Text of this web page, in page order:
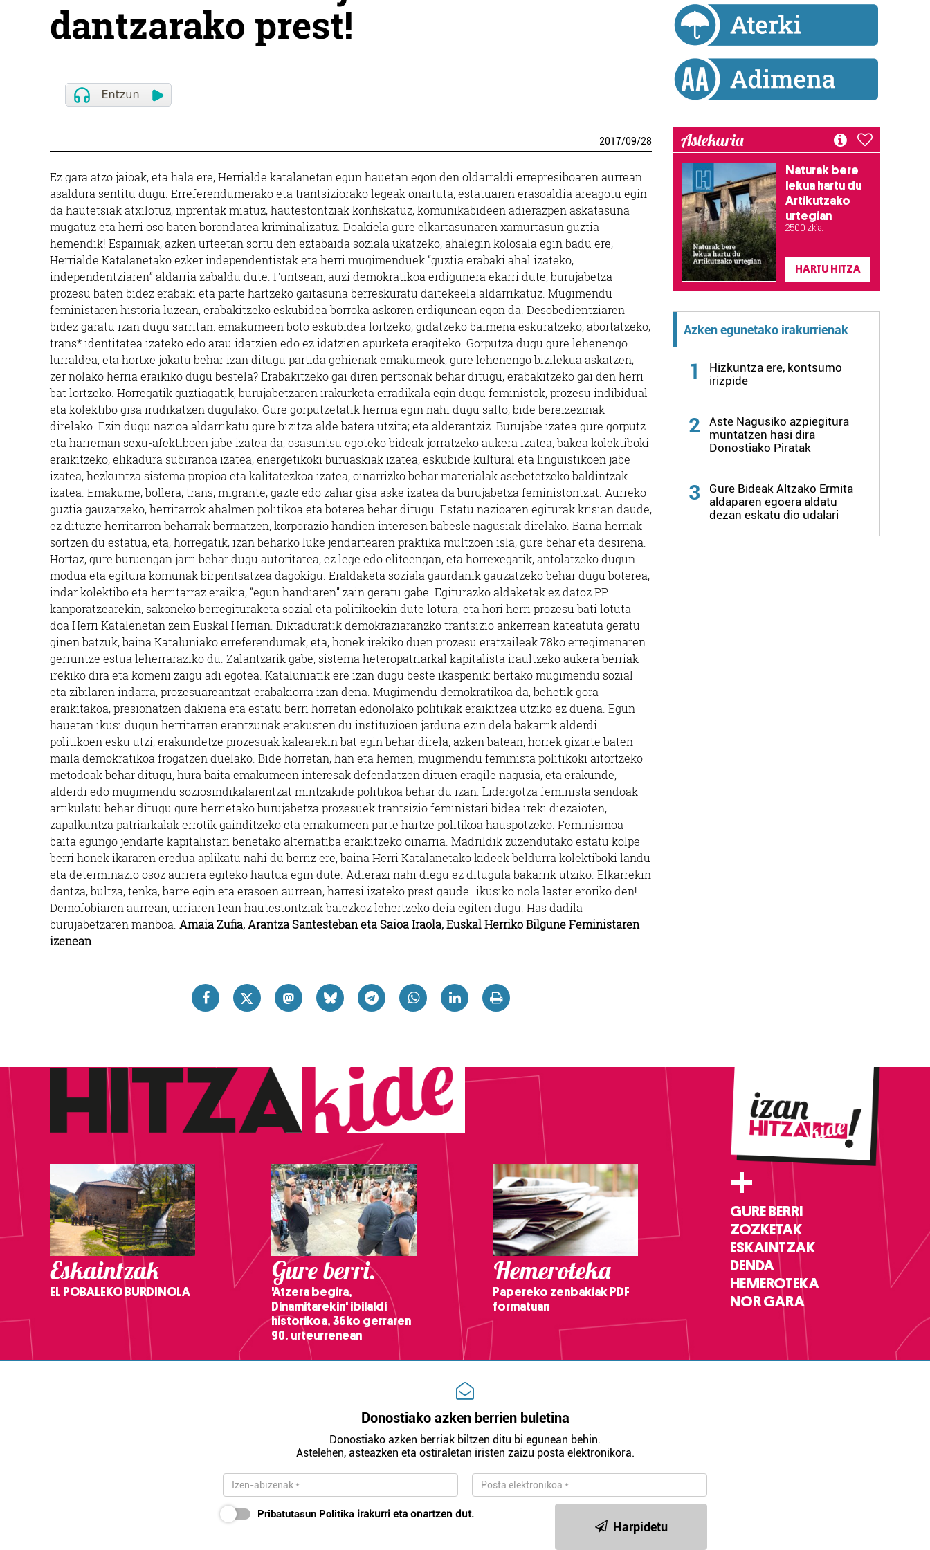
dantzarako prest!
2017/09/28
Ez gara atzo jaioak, eta hala ere, Herrialde katalanetan egun hauetan egon den oldarraldi errepresiboaren aurrean
asaldura sentitu dugu. Erreferendumerako eta trantsiziorako legeak onartuta, estatuaren erasoaldia areagotu egin
da hautetsiak atxilotuz, inprentak miatuz, hautestontziak konfiskatuz, komunikabideen adierazpen askatasuna
mugatuz eta herri oso baten borondatea kriminalizatuz. Doakiela gure elkartasunaren xamurtasun guztia
hemendik! Espainiak, azken urteetan sortu den eztabaida soziala ukatzeko, ahalegin kolosala egin badu ere,
Herrialde Katalanetako ezker independentistak eta herri mugimenduek “guztia erabaki ahal izateko,
independentziaren” aldarria zabaldu dute. Funtsean, auzi demokratikoa erdigunera ekarri dute, burujabetza
prozesu baten bidez erabaki eta parte hartzeko gaitasuna berreskuratu daitekeela aldarrikatuz. Mugimendu
feministaren historia luzean, erabakitzeko eskubidea borroka askoren erdigunean egon da. Desobedientziaren
bidez garatu izan dugu sarritan: emakumeen boto eskubidea lortzeko, gidatzeko baimena eskuratzeko, abortatzeko,
trans* identitatea izateko edo arau idatzien edo ez idatzien apurketa eragiteko. Gorputza dugu gure lehenengo
lurraldea, eta hortxe jokatu behar izan ditugu partida gehienak emakumeok, gure lehenengo bizilekua askatzen;
zer nolako herria eraikiko dugu bestela? Erabakitzeko gai diren pertsonak behar ditugu, erabakitzeko gai den herri
bat lortzeko. Horregatik guztiagatik, burujabetzaren irakurketa erradikala egin dugu feministok, prozesu indibidual
eta kolektibo gisa irudikatzen dugulako. Gure gorputzetatik herrira egin nahi dugu salto, bide bereizezinak
direlako. Ezin dugu nazioa aldarrikatu gure bizitza alde batera utzita; eta alderantziz. Burujabe izatea gure gorputz
eta harreman sexu-afektiboen jabe izatea da, osasuntsu egoteko bideak jorratzeko aukera izatea, bakea kolektiboki
eraikitzeko, elikadura subiranoa izatea, energetikoki buruaskiak izatea, eskubide kultural eta linguistikoen jabe
izatea, hezkuntza sistema propioa eta kalitatezkoa izatea, oinarrizko behar materialak asebetetzeko baldintzak
izatea. Emakume, bollera, trans, migrante, gazte edo zahar gisa aske izatea da burujabetza feministontzat. Aurreko
guztia gauzatzeko, herritarrok ahalmen politikoa eta boterea behar ditugu. Estatu nazioaren egiturak krisian daude,
ez dituzte herritarron beharrak bermatzen, korporazio handien interesen babesle nagusiak direlako. Baina herriak
sortzen du estatua, eta, horregatik, izan beharko luke jendartearen praktika multzoen isla, gure behar eta desirena.
Hortaz, gure buruengan jarri behar dugu autoritatea, ez lege edo eliteengan, eta horrexegatik, antolatzeko dugun
modua eta egitura komunak birpentsatzea dagokigu. Eraldaketa soziala gaurdanik gauzatzeko behar dugu boterea,
indar kolektibo eta herritarraz eraikia, “egun handiaren” zain geratu gabe. Egiturazko aldaketak ez datoz PP
kanporatzearekin, sakoneko berregituraketa sozial eta politikoekin dute lotura, eta hori herri prozesu bati lotuta
doa Herri Katalenetan zein Euskal Herrian. Diktaduratik demokraziaranzko trantsizio ankerrean kateatuta geratu
ginen batzuk, baina Kataluniako erreferendumak, eta, honek irekiko duen prozesu eratzaileak 78ko erregimenaren
gerruntze estua leherraraziko du. Zalantzarik gabe, sistema heteropatriarkal kapitalista iraultzeko aukera berriak
irekiko dira eta komeni zaigu adi egotea. Kataluniatik ere izan dugu beste ikaspenik: bertako mugimendu sozial
eta zibilaren indarra, prozesuareantzat erabakiorra izan dena. Mugimendu demokratikoa da, behetik gora
eraikitakoa, presionatzen dakiena eta estatu berri horretan edonolako politikak eraikitzea utziko ez duena. Egun
hauetan ikusi dugun herritarren erantzunak erakusten du instituzioen jarduna ezin dela bakarrik alderdi
politikoen esku utzi; erakundetze prozesuak kalearekin bat egin behar direla, azken batean, horrek gizarte baten
maila demokratikoa frogatzen duelako. Bide horretan, han eta hemen, mugimendu feminista politikoki aitortzeko
metodoak behar ditugu, hura baita emakumeen interesak defendatzen dituen eragile nagusia, eta erakunde,
alderdi edo mugimendu soziosindikalarentzat mintzakide politikoa behar du izan. Lidergotza feminista sendoak
artikulatu behar ditugu gure herrietako burujabetza prozesuek trantsizio feministari bidea ireki diezaioten,
zapalkuntza patriarkalak errotik gainditzeko eta emakumeen parte hartze politikoa hauspotzeko. Feminismoa
baita egungo jendarte kapitalistari benetako alternatiba eraikitzeko oinarria. Madrildik zuzendutako estatu kolpe
berri honek ikararen eredua aplikatu nahi du berriz ere, baina Herri Katalanetako kideek beldurra kolektiboki landu
eta determinazio osoz aurrera egiteko hautua egin dute. Adierazi nahi diegu ez ditugula bakarrik utziko. Elkarrekin
dantza, bultza, tenka, barre egin eta erasoen aurrean, harresi izateko prest gaude…ikusiko nola laster eroriko den!
Demofobiaren aurrean, urriaren 1ean hautestontziak baiezkoz lehertzeko deia egiten dugu. Has dadila
burujabetzaren manboa. Amaia Zufia, Arantza Santesteban eta Saioa Iraola, Euskal Herriko Bilgune Feministaren
izenean
Astekaria
Naturak bere
lekua hartu du
Artikutzako
urtegian
2.500 zkia.
HARTU HITZA
Azken egunetako irakurrienak
1
Hizkuntza ere, kontsumo
irizpide
2
Aste Nagusiko azpiegitura
muntatzen hasi dira
Donostiako Piratak
3
Gure Bideak Altzako Ermita
aldaparen egoera aldatu
dezan eskatu dio udalari
Eskaintzak
EL POBALEKO BURDINOLA
Gure berri.
'Atzera begira,
Dinamitarekin' ibilaldi
historikoa, 36ko gerraren
90. urteurrenean
Hemeroteka
Papereko zenbakiak PDF
formatuan
+
GURE BERRI
ZOZKETAK
ESKAINTZAK
DENDA
HEMEROTEKA
NOR GARA
Donostiako azken berrien buletina
Donostiako azken berriak biltzen ditu bi egunean behin.
Astelehen, asteazken eta ostiraletan iristen zaizu posta elektronikora.
Pribatutasun Politika irakurri eta onartzen dut.
Harpidetu